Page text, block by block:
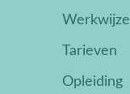
Werkwijze
Tarieven
Opleiding